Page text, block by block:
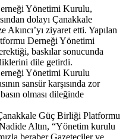
Yönetimi Kurulu,
dolayı Çanakkale
ziyaret etti. Yapılan
Derneği Yönetimi
baskılar sonucunda
dile getirdi.
Yönetimi Kurulu
sansür karşısında zor
olması dileğinde
Güç Birliği Platformu
Altın, “Yönetim kurulu